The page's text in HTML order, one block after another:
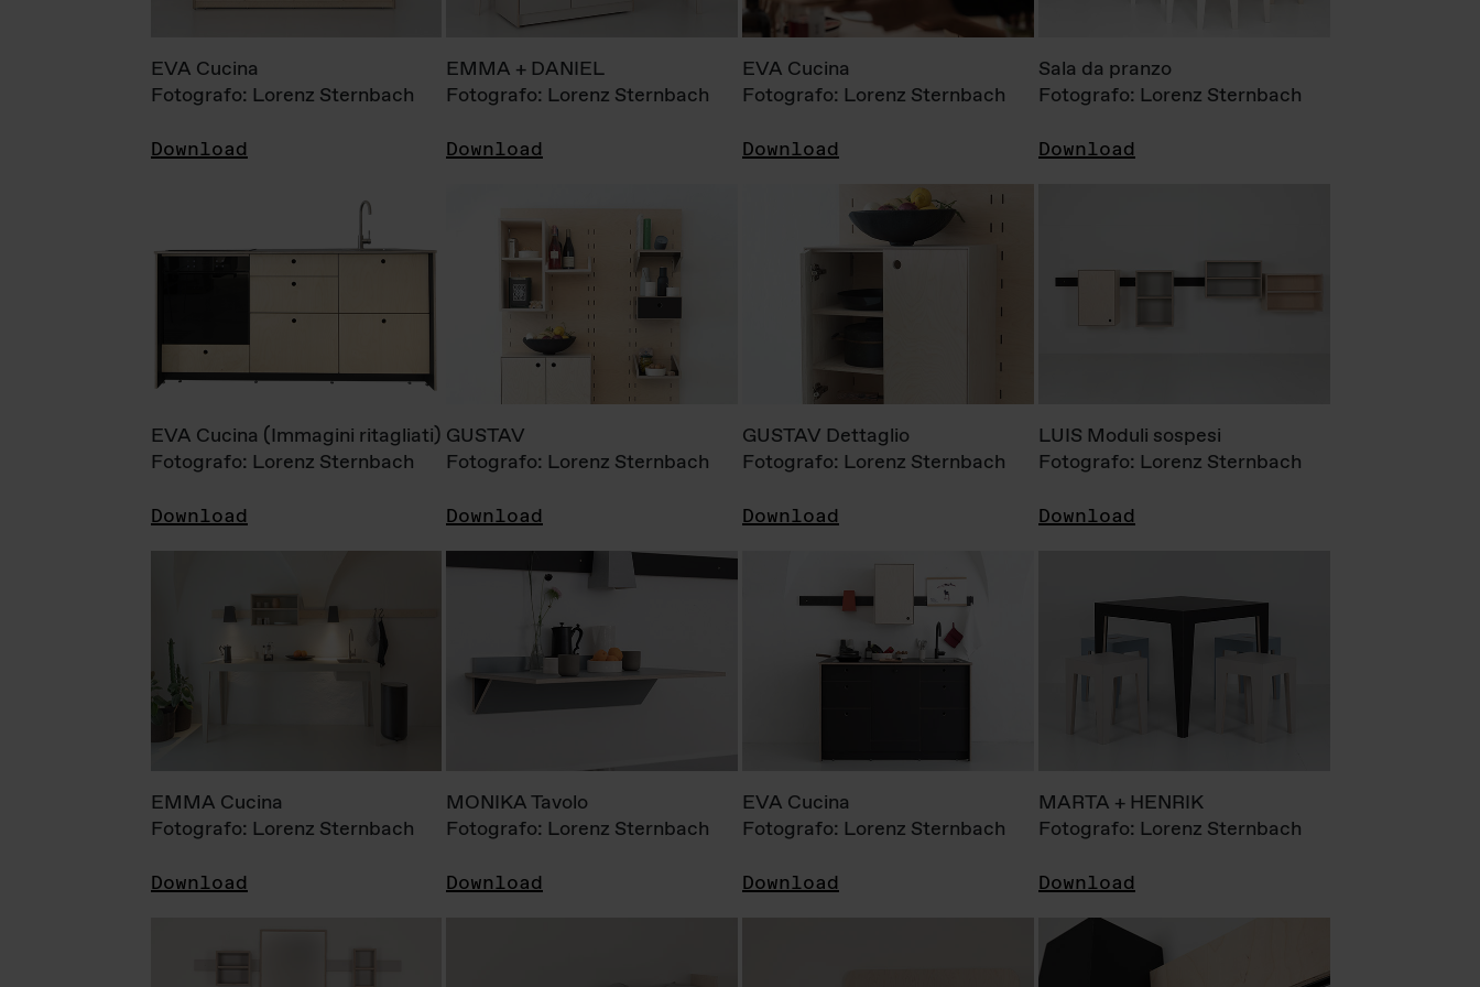
EVA Cucina
Fotografo: Lorenz Sternbach
Download
EMMA + DANIEL
Fotografo: Lorenz Sternbach
Download
EVA Cucina
Fotografo: Lorenz Sternbach
Download
Sala da pranzo
Fotografo: Lorenz Sternbach
Download
EVA Cucina (Immagini ritagliati)
Fotografo: Lorenz Sternbach
Download
GUSTAV
Fotografo: Lorenz Sternbach
Download
GUSTAV Dettaglio
Fotografo: Lorenz Sternbach
Download
LUIS Moduli sospesi
Fotografo: Lorenz Sternbach
Download
EMMA Cucina
Fotografo: Lorenz Sternbach
Download
MONIKA Tavolo
Fotografo: Lorenz Sternbach
Download
EVA Cucina
Fotografo: Lorenz Sternbach
Download
MARTA + HENRIK
Fotografo: Lorenz Sternbach
Download